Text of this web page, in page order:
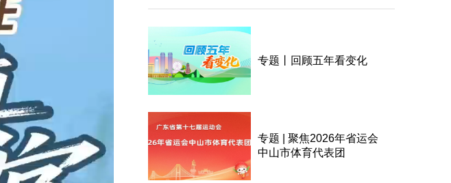
专题丨回顾五年看变化
专题 | 聚焦2026年省运会
中山市体育代表团